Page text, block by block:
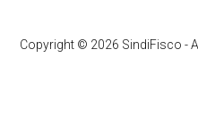
Copyright © 2026 SindiFisco -